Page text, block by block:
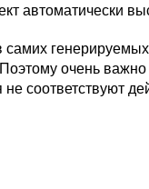
автоматически
самих
очень
соответствуют